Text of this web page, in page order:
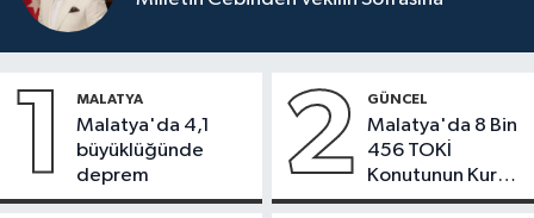
1 MALATYA
Malatya'da 4,1
büyüklüğünde
deprem
2 GÜNCEL
Malatya'da 8 Bin
456 TOKİ
Konutunun Kurası
Bugün Çekiliyor